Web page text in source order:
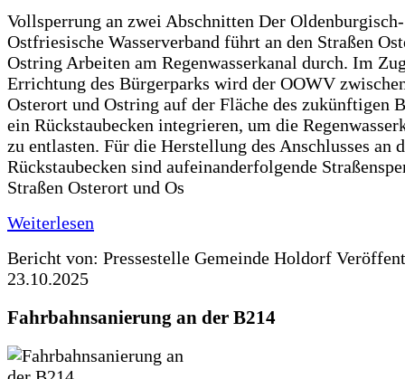
Vollsperrung an zwei Abschnitten Der Oldenburgisch-
Ostfriesische Wasserverband führt an den Straßen
Ostring Arbeiten am Regenwasserkanal durch. Im
Errichtung des Bürgerparks wird der OOWV
Osterort und Ostring auf der Fläche des zukünftigen
ein Rückstaubecken integrieren, um die
zu entlasten. Für die Herstellung des Anschlusses an
Rückstaubecken sind aufeinanderfolgende
Straßen Osterort und Os
Weiterlesen
Bericht von: Pressestelle Gemeinde Holdorf
23.10.2025
Fahrbahnsanierung an der B214